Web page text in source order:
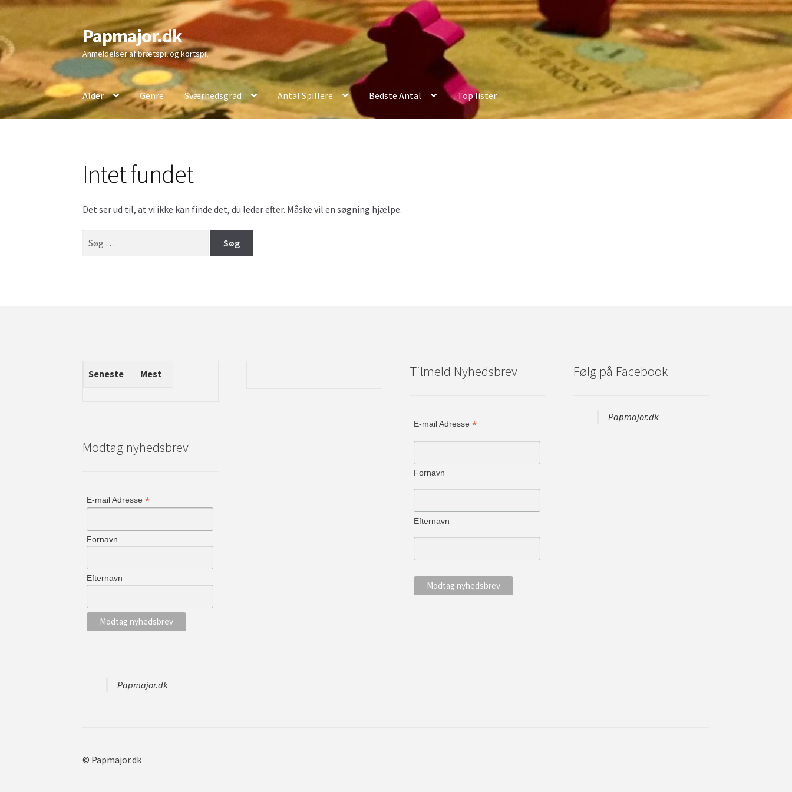
Spring
til
navigation
Spring
til
indhold
Papmajor.dk
Anmeldelser af brætspil og kortspil
Alder Genre Sværhedsgrad Antal Spillere Bedste Antal Top lister
Intet fundet
Det ser ud til, at vi ikke kan finde det, du leder efter. Måske vil en søgning hjælpe.
efter:
Seneste Mest
Modtag nyhedsbrev
E-mail Adresse *
Fornavn
Efternavn
Papmajor.dk
Tilmeld Nyhedsbrev
E-mail Adresse*
Fornavn
Efternavn
Følg på Facebook
Papmajor.dk
© Papmajor.dk